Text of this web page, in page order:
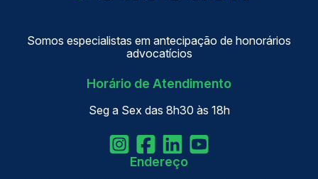
Somos especialistas em antecipação de honorários
advocatícios
Horário de Atendimento
Seg a Sex das 8h30 às 18h
Endereço